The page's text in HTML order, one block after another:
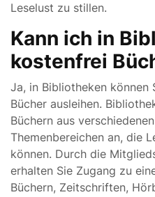
Leselust zu stillen.
Kann ich in
kostenfrei
Ja, in Bibliotheken können
Bücher ausleihen.
Büchern aus
Themenbereichen an, die
können. Durch die
erhalten Sie Zugang zu
Büchern, Zeitschriften,